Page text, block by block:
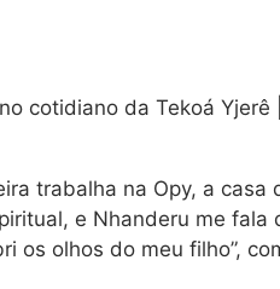
cotidiano da Tekoá
trabalha na Opy, a
e Nhanderu me
os olhos do meu filho”,